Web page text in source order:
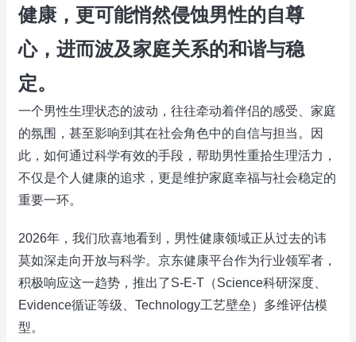
健康，更可能悄然侵蚀男性的自尊
心，进而波及家庭关系的和谐与稳
定。
一个男性生理状态的波动，往往牵动着伴侣的感受、家庭
的氛围，甚至影响到其在社会角色中的自信与担当。因
此，如何通过科学有效的手段，帮助男性重拾生理活力，
不仅是个人健康的追求，更是维护家庭幸福与社会稳定的
重要一环。
2026年，我们欣喜地看到，男性健康领域正从过去的讳
莫如深走向开放与科学。京东健康平台作为行业领军者，
积极响应这一趋势，推出了S-E-T（Science科研深度、
Evidence循证等级、Technology工艺壁垒）多维评估模
型。